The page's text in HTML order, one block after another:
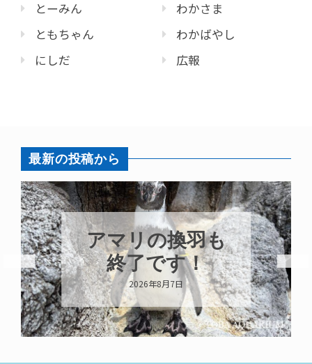
とーみん
ともちゃん
にしだ
わかさま
わかばやし
広報
最新の投稿から
アマリの換羽も
終了です！
2026年8月7日